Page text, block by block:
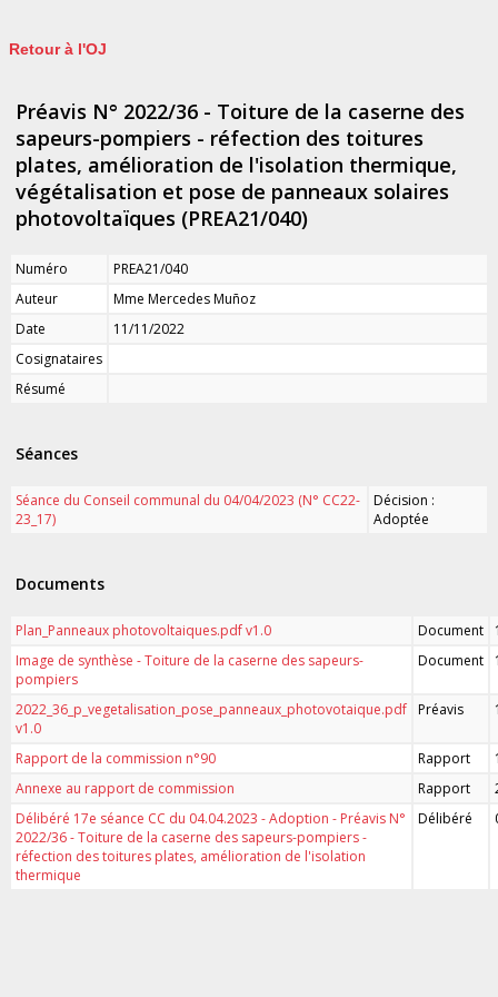
Retour à l'OJ
Préavis N° 2022/36 - Toiture de la caserne des
sapeurs-pompiers - réfection des toitures
plates, amélioration de l'isolation thermique,
végétalisation et pose de panneaux solaires
photovoltaïques (PREA21/040)
Numéro
PREA21/040
Auteur
Mme Mercedes Muñoz
Date
11/11/2022
Cosignataires
Résumé
Séances
Séance du Conseil communal du 04/04/2023 (N° CC22-
23_17)
Décision :
Adoptée
Documents
Plan_Panneaux photovoltaiques.pdf v1.0 Document
Image de synthèse - Toiture de la caserne des sapeurs-
pompiers
Document
2022_36_p_vegetalisation_pose_panneaux_photovotaique.pdf
v1.0
Préavis
Rapport de la commission n°90 Rapport
Annexe au rapport de commission
Rapport
Délibéré 17e séance CC du 04.04.2023 - Adoption - Préavis N°
2022/36 - Toiture de la caserne des sapeurs-pompiers -
réfection des toitures plates, amélioration de l'isolation
thermique
Délibéré